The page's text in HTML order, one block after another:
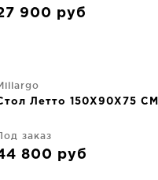
900 руб
Летто 150X90X75 CM
заказ
800 руб